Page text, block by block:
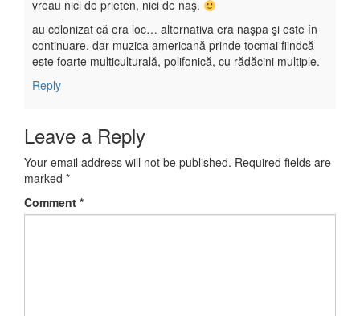
vreau nici de prieten, nici de naş.
au colonizat că era loc… alternativa era naşpa şi este în
continuare. dar muzica americană prinde tocmai fiindcă
este foarte multiculturală, polifonică, cu rădăcini multiple.
Reply
Leave a Reply
Your email address will not be published. Required fields are
marked *
Comment *